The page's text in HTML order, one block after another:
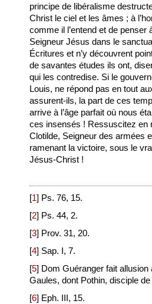
principe de libéralisme
Christ le ciel et les âmes ; à
comme il l’entend et de
Seigneur Jésus dans le
Écritures et n’y découvrent
de savantes études ils ont,
qui les contredise. Si le
Louis, ne répond pas en tout
assurent-ils, la part de ces
arrive à l’âge parfait où nous
ces insensés ! Ressuscitez en
Clotilde, Seigneur des armées
ramenant la victoire, sous le
Jésus-Christ !
[1] Ps. 76, 15.
[2] Ps. 44, 2.
[3] Prov. 31, 20.
[4] Sap. I, 7.
[5] Dom Guéranger fait
Gaules, dont Pothin, disciple
[6] Eph. III, 15.